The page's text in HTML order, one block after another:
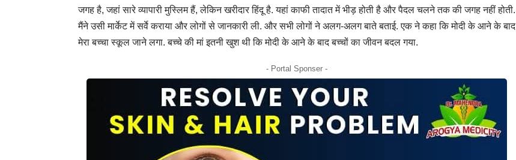
जगह है, जहां सारे व्यापारी मुस्लिम हैं, लेकिन खरीदार हिंदू है. यहां काफी तादात में भीड़ होती है और पैदल चलने तक की जगह नहीं होती.
मैंने उसी मार्केट में सर्वे कराया और लोगों से जानकारी ली. और सभी लोगों ने अलग-अलग बाते बताई. एक ने कहा कि मोदी के आने के बाद
मेरा बच्चा स्कूल जाने लगा. बच्चे की मां इतनी खुश थी कि मोदी के आने के बाद बच्चों का जीवन बदल गया.
- Portal Sponser -